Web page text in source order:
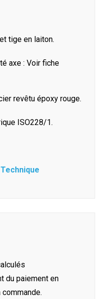
tige en laiton.
axe : Voir fiche
revêtu époxy rouge.
ISO228/1.
du paiement en